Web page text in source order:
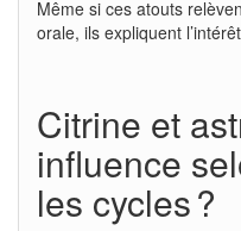
Même si ces atouts
orale, ils expliquent
Citrine et
influence
les cycles ?